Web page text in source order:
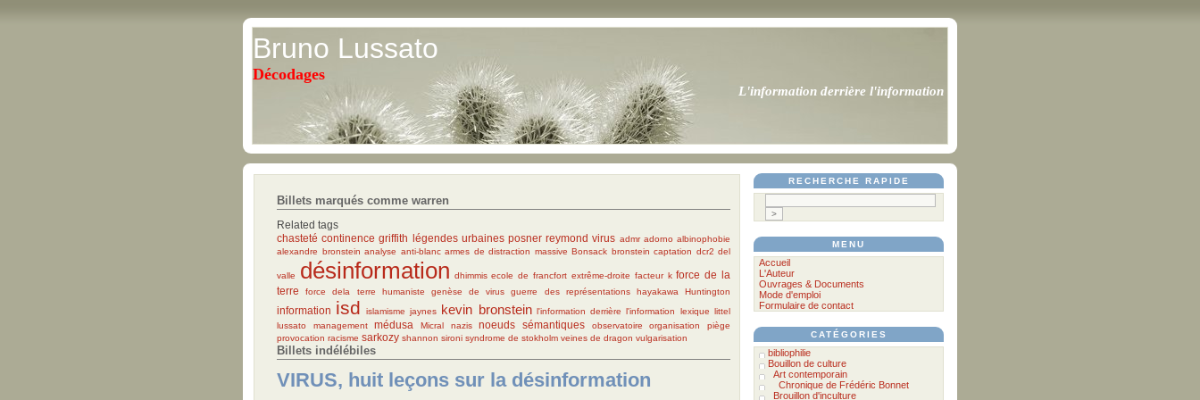
Bruno Lussato
Décodages
L'information derrière l'information
Billets marqués comme warren
Related tags
chasteté continence griffith légendes urbaines posner reymond virus admr adorno albinophobie
alexandre bronstein analyse anti-blanc armes de distraction massive Bonsack bronstein captation dcr2 del
valle désinformation dhimmis ecole de francfort extrême-droite facteur k force de la
terre
force dela terre humaniste genèse de virus guerre des représentations hayakawa Huntington
information isd islamisme jaynes kevin bronstein l'information derrière l'information lexique littel
lussato
management médusa Micral nazis noeuds sémantiques observatoire organisation
piège
provocation racisme sarkozy shannon sironi syndrome de stokholm veines de dragon vulgarisation
Billets indélébiles
VIRUS, huit leçons sur la désinformation
RECHERCHE RAPIDE
MENU
Accueil
L'Auteur
Ouvrages & Documents
Mode d'emploi
Formulaire de contact
CATÉGORIES
bibliophilie
Bouillon de culture
Art contemporain
Chronique de Frédéric Bonnet
Brouillon d'inculture